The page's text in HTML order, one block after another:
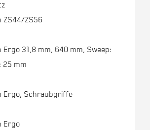
ZS44/ZS56
Ergo 31,8 mm, 640 mm, Sweep:
25 mm
Ergo, Schraubgriffe
Ergo